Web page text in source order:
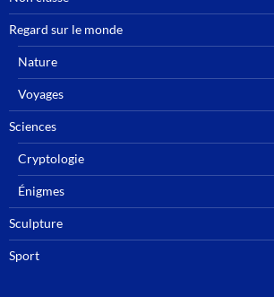
Regard sur le monde
Nature
Voyages
Sciences
Cryptologie
Énigmes
Sculpture
Sport